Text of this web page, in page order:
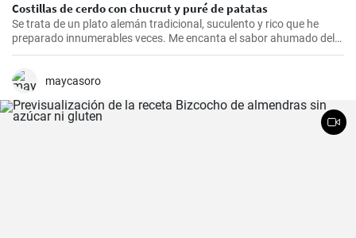
Costillas de cerdo con chucrut y puré de patatas
Se trata de un plato alemán tradicional, suculento y rico que he
preparado innumerables veces. Me encanta el sabor ahumado del
Kassler combinado con el chucrut ácido y el cremoso puré de
es un delicioso plato reconfortante en los días más fríos.
maycasoro